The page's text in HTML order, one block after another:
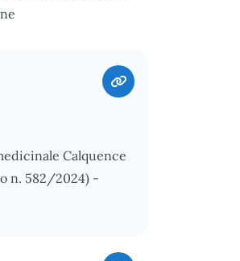
Calquence
n. 582/2024) -